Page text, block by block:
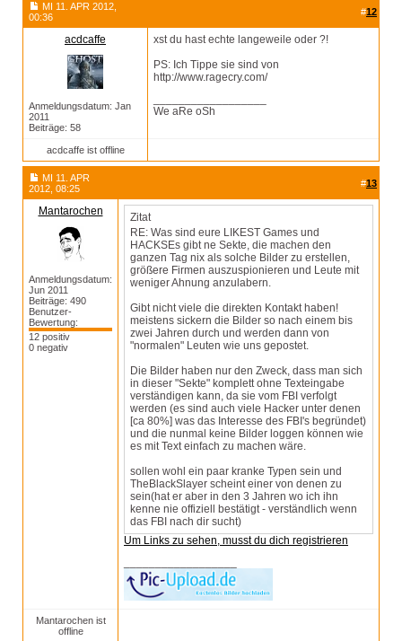
MI 11. APR 2012,
00:36
#12
acdcaffe
Anmeldungsdatum: Jan
2011
Beiträge: 58
xst du hast echte langeweile oder ?!
PS: Ich Tippe sie sind von
http://www.ragecry.com/
We aRe oSh
acdcaffe ist offline
MI 11. APR
2012, 08:25
#13
Mantarochen
Anmeldungsdatum:
Jun 2011
Beiträge: 490
Benutzer-
Bewertung:
12 positiv
0 negativ
Zitat
RE: Was sind eure LIKEST Games und
HACKSEs gibt ne Sekte, die machen den
ganzen Tag nix als solche Bilder zu erstellen,
größere Firmen auszuspionieren und Leute mit
weniger Ahnung anzulabern.
Gibt nicht viele die direkten Kontakt haben!
meistens sickern die Bilder so nach einem bis
zwei Jahren durch und werden dann von
"normalen" Leuten wie uns gepostet.
Die Bilder haben nur den Zweck, dass man sich
in dieser "Sekte" komplett ohne Texteingabe
verständigen kann, da sie vom FBI verfolgt
werden (es sind auch viele Hacker unter denen
[ca 80%] was das Interesse des FBI's begründet)
und die nunmal keine Bilder loggen können wie
es mit Text einfach zu machen wäre.
sollen wohl ein paar kranke Typen sein und
TheBlackSlayer scheint einer von denen zu
sein(hat er aber in den 3 Jahren wo ich ihn
kenne nie offiziell bestätigt - verständlich wenn
das FBI nach dir sucht)
Um Links zu sehen, musst du dich registrieren
Mantarochen ist
offline